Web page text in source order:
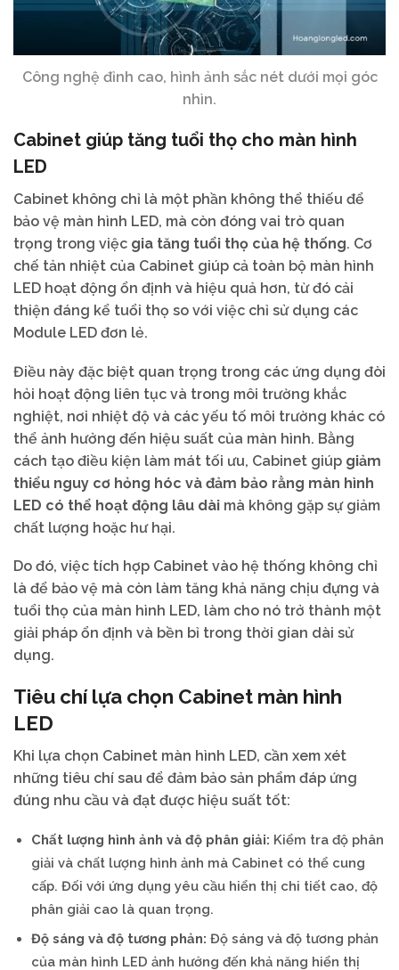
Công nghệ đỉnh cao, hình ảnh sắc nét dưới mọi góc
nhìn.
Cabinet giúp tăng tuổi thọ cho màn hình
LED
Cabinet không chỉ là một phần không thể thiếu để
bảo vệ màn hình LED, mà còn đóng vai trò quan
trọng trong việc gia tăng tuổi thọ của hệ thống. Cơ
chế tản nhiệt của Cabinet giúp cả toàn bộ màn hình
LED hoạt động ổn định và hiệu quả hơn, từ đó cải
thiện đáng kể tuổi thọ so với việc chỉ sử dụng các
Module LED đơn lẻ.
Điều này đặc biệt quan trọng trong các ứng dụng đòi
hỏi hoạt động liên tục và trong môi trường khắc
nghiệt, nơi nhiệt độ và các yếu tố môi trường khác có
thể ảnh hưởng đến hiệu suất của màn hình. Bằng
cách tạo điều kiện làm mát tối ưu, Cabinet giúp giảm
thiểu nguy cơ hỏng hóc và đảm bảo rằng màn hình
LED có thể hoạt động lâu dài mà không gặp sự giảm
chất lượng hoặc hư hại.
Do đó, việc tích hợp Cabinet vào hệ thống không chỉ
là để bảo vệ mà còn làm tăng khả năng chịu đựng và
tuổi thọ của màn hình LED, làm cho nó trở thành một
giải pháp ổn định và bền bỉ trong thời gian dài sử
dụng.
Tiêu chí lựa chọn Cabinet màn hình
LED
Khi lựa chọn Cabinet màn hình LED, cần xem xét
những tiêu chí sau để đảm bảo sản phẩm đáp ứng
đúng nhu cầu và đạt được hiệu suất tốt:
Chất lượng hình ảnh và độ phân giải: Kiểm tra độ phân
giải và chất lượng hình ảnh mà Cabinet có thể cung
cấp. Đối với ứng dụng yêu cầu hiển thị chi tiết cao, độ
phân giải cao là quan trọng.
Độ sáng và độ tương phản: Độ sáng và độ tương phản
của màn hình LED ảnh hưởng đến khả năng hiển thị